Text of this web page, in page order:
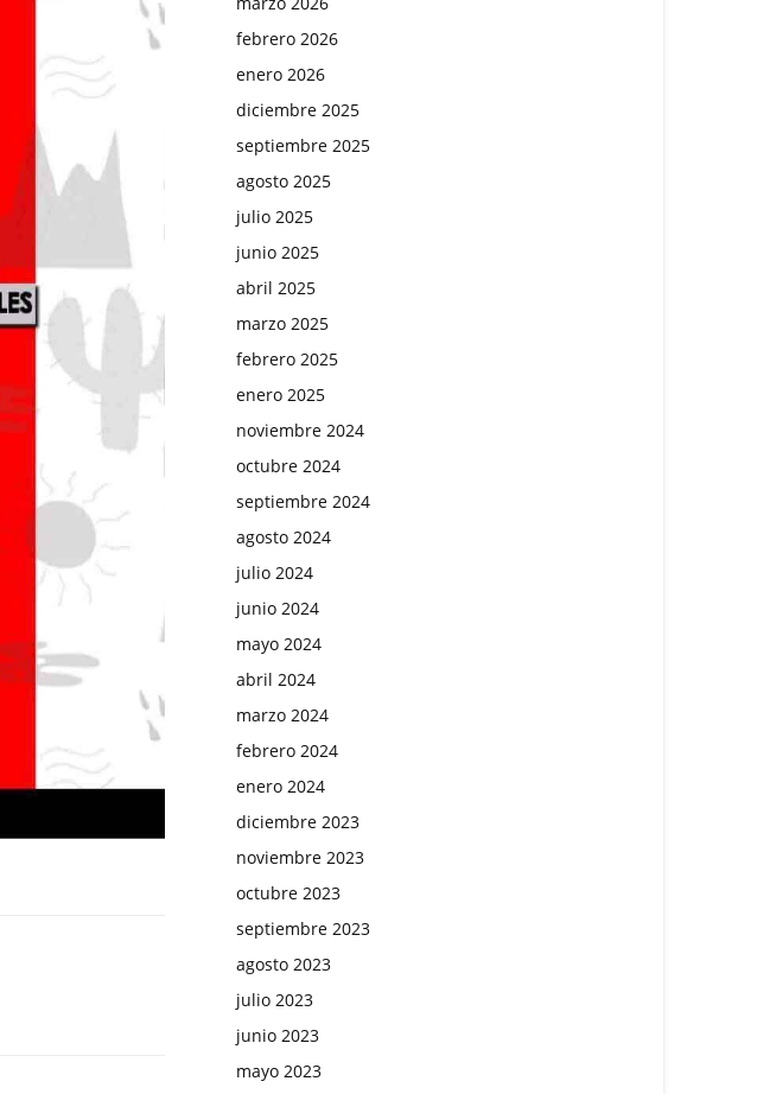
febrero 2026
enero 2026
diciembre 2025
septiembre 2025
agosto 2025
julio 2025
junio 2025
abril 2025
marzo 2025
febrero 2025
enero 2025
noviembre 2024
octubre 2024
septiembre 2024
agosto 2024
julio 2024
junio 2024
mayo 2024
abril 2024
marzo 2024
febrero 2024
enero 2024
diciembre 2023
noviembre 2023
octubre 2023
septiembre 2023
agosto 2023
julio 2023
junio 2023
mayo 2023